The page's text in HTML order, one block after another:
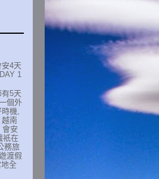
安4天
1
有5天
個外
機,
越南
會安
衹在
務旅
渡假
全